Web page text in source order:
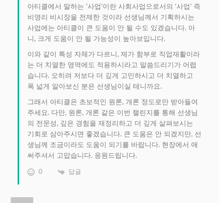
아티클에서 말하는 ‘사업’이란 사회사업으로서의 ‘사업’ 즉
비영리 비시장을 전제한 것이라 선생님께서 기획하시는
사업에는 아티클이 큰 도움이 안 될 수도 있겠습니다. 아
니, 크게 도움이 안 될 가능성이 높아보입니다.
이와 같이 특성 자체가 다르니, 제가 함부로 직업재활이라
는 더 치열한 영역에도 적용하시라고 말씀드리기가 어렵
습니다. 오히려 저보다 더 깊게 고민하시고 더 치열하고
폭 넓게 알아보신 분은 선생님이실 테니까요.
그래서 아티클은 초보적인 원론, 개론 정도로만 받아들여
주세요. 다만, 원론, 개론 같은 이번 챌린지를 통해 선생님
의 전문성, 깊은 경험을 재정리하고 더 깊게 살펴보시는
기회로 삼아주시면 좋겠습니다. 큰 도움은 안 되겠지만, 선
생님께 조금이라도 도움이 되기를 바랍니다. 현장에서 애
써주셔서 고맙습니다. 응원드립니다.
0 답글